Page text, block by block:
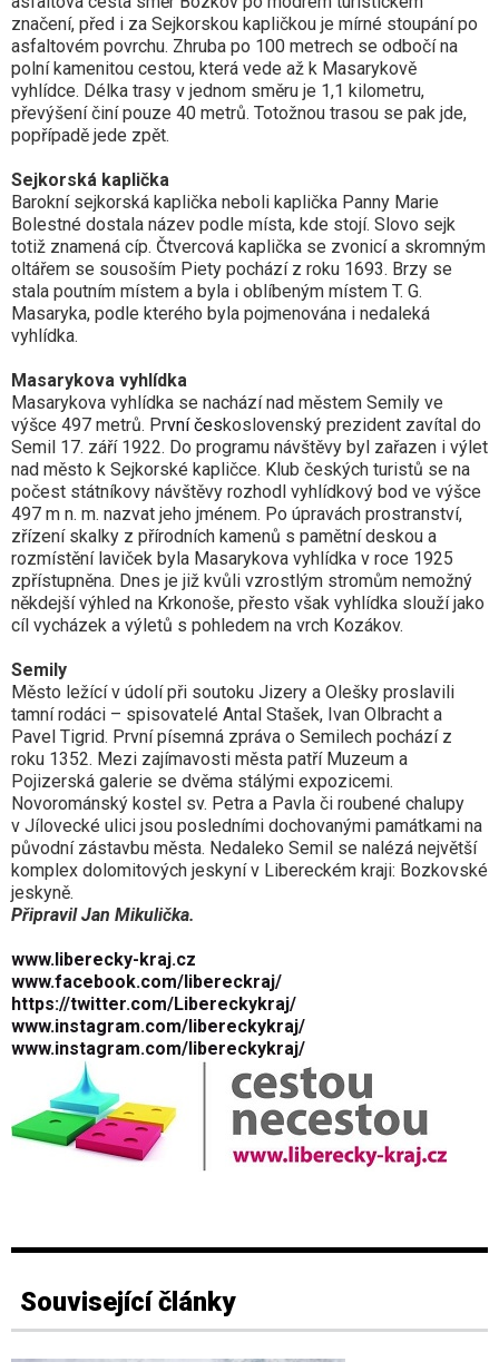
značení, před i za Sejkorskou kapličkou je mírné stoupání po
asfaltovém povrchu. Zhruba po 100 metrech se odbočí na
polní kamenitou cestou, která vede až k Masarykově
vyhlídce. Délka trasy v jednom směru je 1,1 kilometru,
převýšení činí pouze 40 metrů. Totožnou trasou se pak jde,
popřípadě jede zpět.
Sejkorská kaplička
Barokní sejkorská kaplička neboli kaplička Panny Marie
Bolestné dostala název podle místa, kde stojí. Slovo sejk
totiž znamená cíp. Čtvercová kaplička se zvonicí a skromným
oltářem se sousoším Piety pochází z roku 1693. Brzy se
stala poutním místem a byla i oblíbeným místem T. G.
Masaryka, podle kterého byla pojmenována i nedaleká
vyhlídka.
Masarykova vyhlídka
Masarykova vyhlídka se nachází nad městem Semily ve
výšce 497 metrů. První československý prezident zavítal do
Semil 17. září 1922. Do programu návštěvy byl zařazen i výlet
nad město k Sejkorské kapličce. Klub českých turistů se na
počest státníkovy návštěvy rozhodl vyhlídkový bod ve výšce
497 m n. m. nazvat jeho jménem. Po úpravách prostranství,
zřízení skalky z přírodních kamenů s pamětní deskou a
rozmístění laviček byla Masarykova vyhlídka v roce 1925
zpřístupněna. Dnes je již kvůli vzrostlým stromům nemožný
někdejší výhled na Krkonoše, přesto však vyhlídka slouží jako
cíl vycházek a výletů s pohledem na vrch Kozákov.
Semily
Město ležící v údolí při soutoku Jizery a Olešky proslavili
tamní rodáci – spisovatelé Antal Stašek, Ivan Olbracht a
Pavel Tigrid. První písemná zpráva o Semilech pochází z
roku 1352. Mezi zajímavosti města patří Muzeum a
Pojizerská galerie se dvěma stálými expozicemi.
Novorománský kostel sv. Petra a Pavla či roubené chalupy
v Jílovecké ulici jsou posledními dochovanými památkami na
původní zástavbu města. Nedaleko Semil se nalézá největší
komplex dolomitových jeskyní v Libereckém kraji: Bozkovské
jeskyně.
Připravil Jan Mikulička.
www.liberecky-kraj.cz
www.facebook.com/libereckraj/
https://twitter.com/Libereckykraj/
www.instagram.com/libereckykraj/
www.instagram.com/libereckykraj/
Související články